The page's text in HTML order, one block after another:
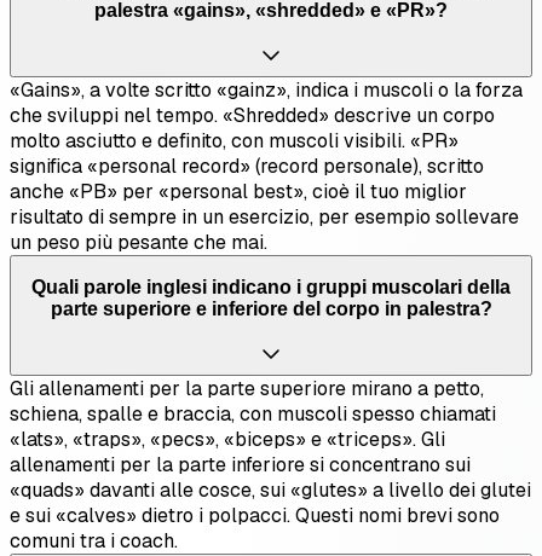
palestra «gains», «shredded» e «PR»?
«Gains», a volte scritto «gainz», indica i muscoli o la forza
che sviluppi nel tempo. «Shredded» descrive un corpo
molto asciutto e definito, con muscoli visibili. «PR»
significa «personal record» (record personale), scritto
anche «PB» per «personal best», cioè il tuo miglior
risultato di sempre in un esercizio, per esempio sollevare
un peso più pesante che mai.
Quali parole inglesi indicano i gruppi muscolari della
parte superiore e inferiore del corpo in palestra?
Gli allenamenti per la parte superiore mirano a petto,
schiena, spalle e braccia, con muscoli spesso chiamati
«lats», «traps», «pecs», «biceps» e «triceps». Gli
allenamenti per la parte inferiore si concentrano sui
«quads» davanti alle cosce, sui «glutes» a livello dei glutei
e sui «calves» dietro i polpacci. Questi nomi brevi sono
comuni tra i coach.